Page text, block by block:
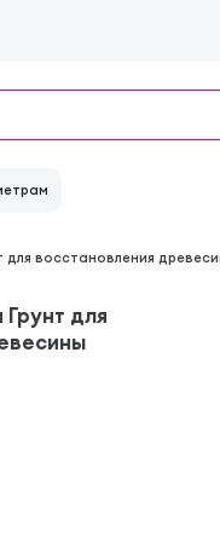
для восстановления
для